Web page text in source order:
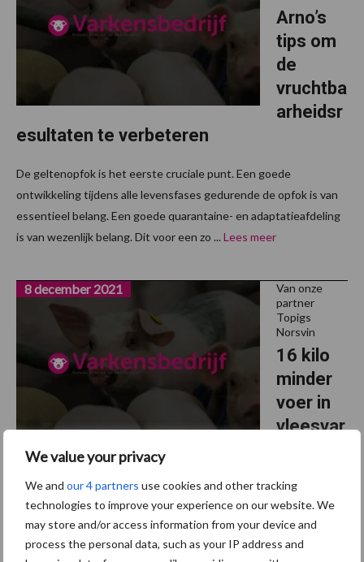
We value your privacy
We and our 4 partners use cookies and other tracking
technologies to improve your experience on our website. We
may store and/or access information from your device and
process the personal data, such as your IP address and
Arno’s
tips om
de
vruchtba
arheidsr
esultaten te verbeteren
De geltenopfok is het eerste cruciale punt. Een goede
ontwikkeling tijdens alle levensfases gedurende de opfok is van
essentieel belang. Een goede quarantaine- en adaptatieafdeling
is van wezenlijk belang. Dit voor een zo ... Lees meer
Van onze
partner
Topigs
Norsvin
16 kilo
minder
voer in
vleesvar
8 december 2021
De genetische vooruitgang die is geboekt in de Norsvin Landrace
(L-lijn)- en Z-lijn-populaties op de kernfokbedrijven van Topigs
Norsvin is indrukwekkend. Deze twee lijnen vormen de basis voor